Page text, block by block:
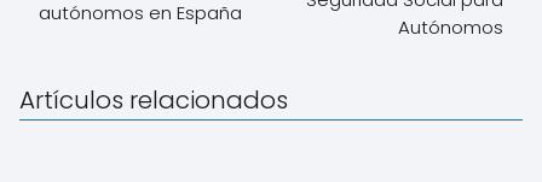
autónomos en España
Autónomos
Artículos relacionados